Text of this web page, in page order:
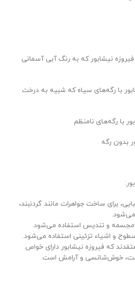
نیشابور که به رنگ آبی آسمانی
با رگه‌های سیاه که شبیه به درخت
با رگه‌های نامنظم
بدون رگه
برای ساخت جواهرات مانند گردنبند،
می‌شود.
و تندیس استفاده می‌شود.
و اشیاء تزئینی استفاده می‌شود.
که فیروزه نیشابور دارای خواص
خوش‌شانسی و آرامش است.